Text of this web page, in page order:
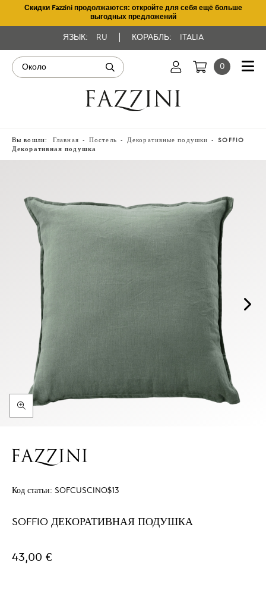
Скидки Fazzini продолжаются: откройте для себя ещё больше
выгодных предложений
ЯЗЫК: RU КОРАБЛЬ: ITALIA
0
Вы вошли: Главная Постель Декоративные подушки
SOFFIO
Декоративная подушка
Код статьи: SOFCUSCINO$13
SOFFIO ДЕКОРАТИВНАЯ ПОДУШКА
43,00 €